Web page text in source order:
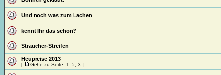
Und noch was zum Lachen
kennt Ihr das schon?
Sträucher-Streifen
Heupreise 2013
[ Gehe zu Seite: 1 2 3 ]